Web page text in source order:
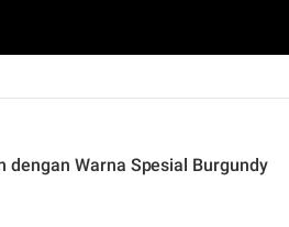
dengan Warna Spesial Burgundy